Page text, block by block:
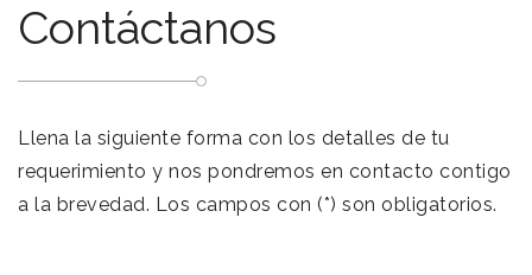
Contáctanos
Llena la siguiente forma con los detalles de tu
requerimiento y nos pondremos en contacto contigo
a la brevedad. Los campos con (*) son obligatorios.